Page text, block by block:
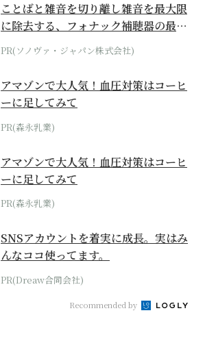
ことばと雑音を切り離し雑音を最大限
に除去する、フォナック補聴器の最上
位モデル
PR(ソノヴァ・ジャパン株式会社)
アマゾンで大人気！血圧対策はコーヒ
ーに足してみて
PR(森永乳業)
アマゾンで大人気！血圧対策はコーヒ
ーに足してみて
PR(森永乳業)
SNSアカウントを着実に成長。実はみ
んなココ使ってます。
PR(Dreaw合同会社)
Recommended by